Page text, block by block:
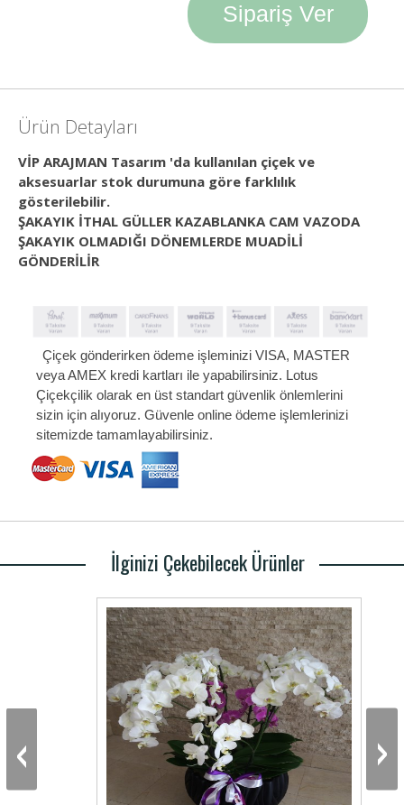
Sipariş Ver
Ürün Detayları
VİP ARAJMAN Tasarım 'da kullanılan çiçek ve
aksesuarlar stok durumuna göre farklılık
gösterilebilir.
ŞAKAYIK İTHAL GÜLLER KAZABLANKA CAM VAZODA
ŞAKAYIK OLMADIĞI DÖNEMLERDE MUADİLİ
GÖNDERİLİR
Çiçek gönderirken ödeme işleminizi VISA, MASTER
veya AMEX kredi kartları ile yapabilirsiniz. Lotus
Çiçekçilik olarak en üst standart güvenlik önlemlerini
sizin için alıyoruz. Güvenle online ödeme işlemlerinizi
sitemizde tamamlayabilirsiniz.
İlginizi Çekebilecek Ürünler
‹ ›